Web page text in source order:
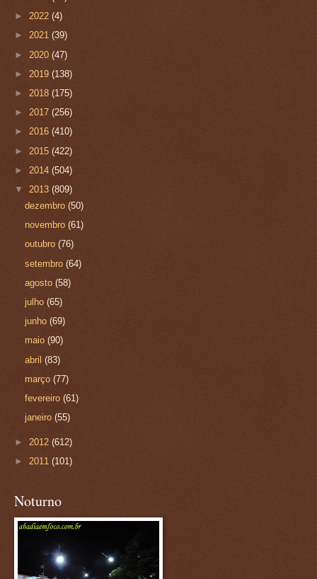
► 2022 (4)
► 2021 (39)
► 2020 (47)
► 2019 (138)
► 2018 (175)
► 2017 (256)
► 2016 (410)
► 2015 (422)
► 2014 (504)
▼ 2013 (809)
dezembro(50)
novembro(61)
outubro(76)
setembro(64)
agosto(58)
julho(65)
junho(69)
maio(90)
abril(83)
março(77)
fevereiro(61)
janeiro(55)
► 2012 (612)
► 2011 (101)
Noturno